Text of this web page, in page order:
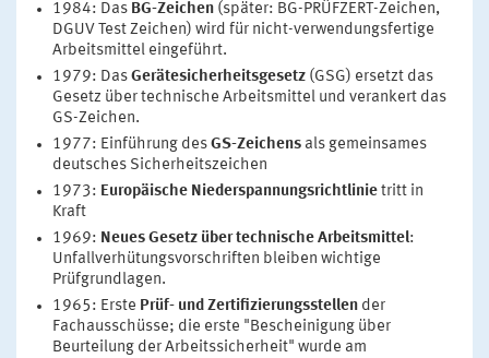
1984: Das BG-Zeichen(später: BG-PRÜFZERT-Zeichen,
DGUV Test Zeichen) wird für nicht-verwendungsfertige
Arbeitsmittel eingeführt.
1979: Das Gerätesicherheitsgesetz (GSG) ersetzt das
Gesetz über technische Arbeitsmittel und verankert das
GS-Zeichen.
1977: Einführung des GS-Zeichensals gemeinsames
deutsches Sicherheitszeichen
1973: Europäische Niederspannungsrichtlinietritt in
Kraft
1969: Neues Gesetz über technische Arbeitsmittel:
Unfallverhütungsvorschriften bleiben wichtige
Prüfgrundlagen.
1965: Erste Prüf- und Zertifizierungsstellender
Fachausschüsse; die erste "Bescheinigung über
Beurteilung der Arbeitssicherheit" wurde am